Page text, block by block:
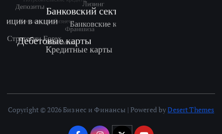
Copyright © 2026 Бизнес и Финансы | Powered byDesert Themes